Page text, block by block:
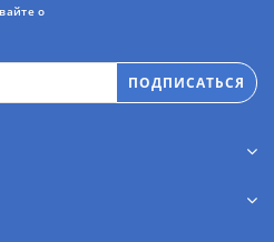
о
ПОДПИСАТЬСЯ